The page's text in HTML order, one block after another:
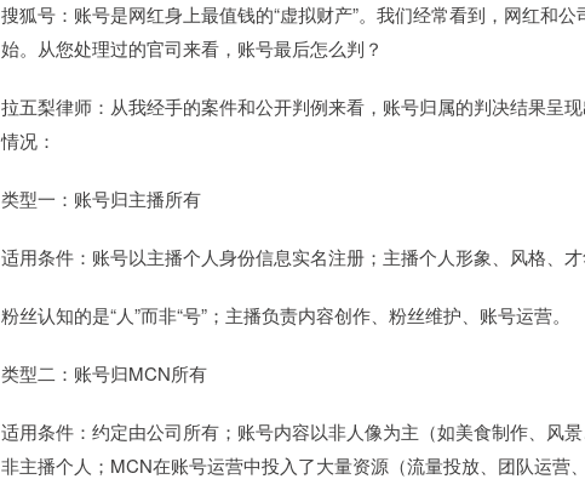
搜狐号：账号是网红身上最值钱的“虚拟财产”。我们经常看到，网红和
始。从您处理过的官司来看，账号最后怎么判？
拉五梨律师：从我经手的案件和公开判例来看，账号归属的判决结果呈
情况：
类型一：账号归主播所有
适用条件：账号以主播个人身份信息实名注册；主播个人形象、风格、
粉丝认知的是“人”而非“号”；主播负责内容创作、粉丝维护、账号运营。
类型二：账号归MCN所有
适用条件：约定由公司所有；账号内容以非人像为主（如美食制作、风
非主播个人；MCN在账号运营中投入了大量资源（流量投放、团队运营